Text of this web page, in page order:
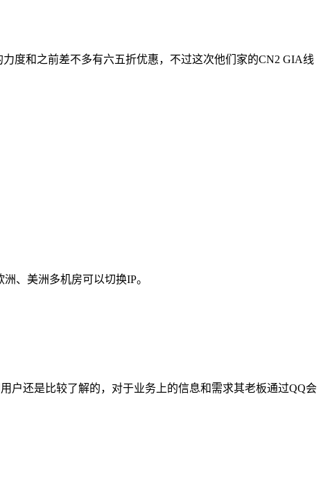
度和之前差不多有六五折优惠，不过这次他们家的CN2 GIA线
、美洲多机房可以切换IP。
户还是比较了解的，对于业务上的信息和需求其老板通过QQ会